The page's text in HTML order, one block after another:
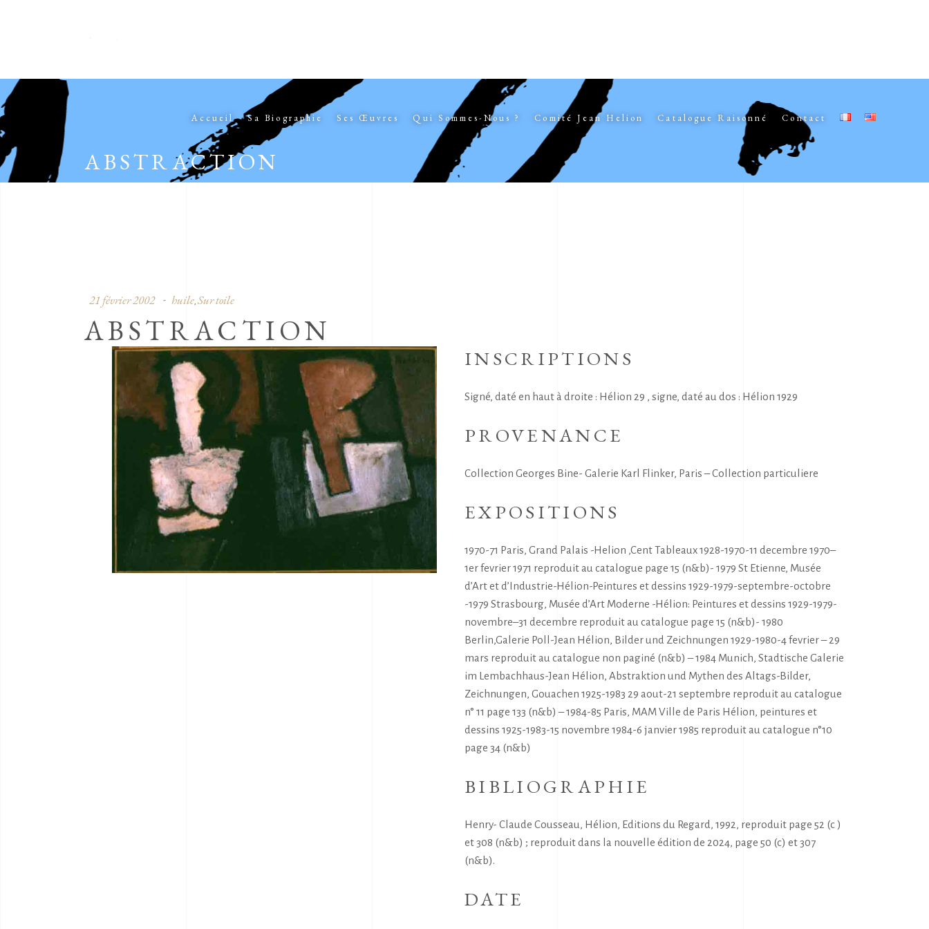
Accueil Sa Biographie Ses Œuvres Qui Sommes-Nous ? Comité Jean Helion Catalogue Raisonné Contact
ABSTRACTION
21 février 2002 huile, Sur toile
ABSTRACTION
INSCRIPTIONS
Signé, daté en haut à droite : Hélion 29 , signe, daté au dos : Hélion 1929
PROVENANCE
Collection Georges Bine- Galerie Karl Flinker, Paris – Collection particuliere
EXPOSITIONS
1970-71 Paris, Grand Palais -Helion ,Cent Tableaux 1928-1970-11 decembre 1970–
1er fevrier 1971 reproduit au catalogue page 15 (n&b)- 1979 St Etienne, Musée
d’Art et d’Industrie-Hélion-Peintures et dessins 1929-1979-septembre-octobre
-1979 Strasbourg, Musée d’Art Moderne -Hélion: Peintures et dessins 1929-1979-
novembre–31 decembre reproduit au catalogue page 15 (n&b)- 1980
Berlin,Galerie Poll-Jean Hélion, Bilder und Zeichnungen 1929-1980-4 fevrier – 29
mars reproduit au catalogue non paginé (n&b) – 1984 Munich, Stadtische Galerie
im Lembachhaus-Jean Hélion, Abstraktion und Mythen des Altags-Bilder,
Zeichnungen, Gouachen 1925-1983 29 aout-21 septembre reproduit au catalogue
n° 11 page 133 (n&b) – 1984-85 Paris, MAM Ville de Paris Hélion, peintures et
dessins 1925-1983-15 novembre 1984-6 janvier 1985 reproduit au catalogue n°10
page 34 (n&b)
BIBLIOGRAPHIE
Henry- Claude Cousseau, Hélion, Editions du Regard, 1992, reproduit page 52 (c )
et 308 (n&b) ; reproduit dans la nouvelle édition de 2024, page 50 (c) et 307
(n&b).
DATE